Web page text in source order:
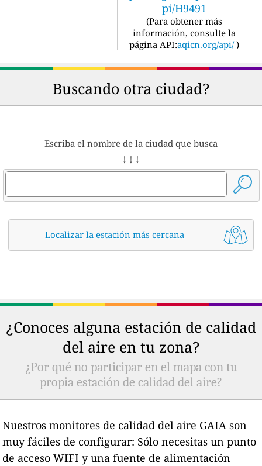
pi/H9491
(Para obtener más
información, consulte la
página API:aqicn.org/api/ )
Buscando otra ciudad?
Escriba el nombre de la ciudad que busca
↓ ↓ ↓
Localizar la estación más cercana
¿Conoces alguna estación de calidad
del aire en tu zona?
¿Por qué no participar en el mapa con tu
propia estación de calidad del aire?
Nuestros monitores de calidad del aire GAIA son
muy fáciles de configurar: Sólo necesitas un punto
de acceso WIFI y una fuente de alimentación